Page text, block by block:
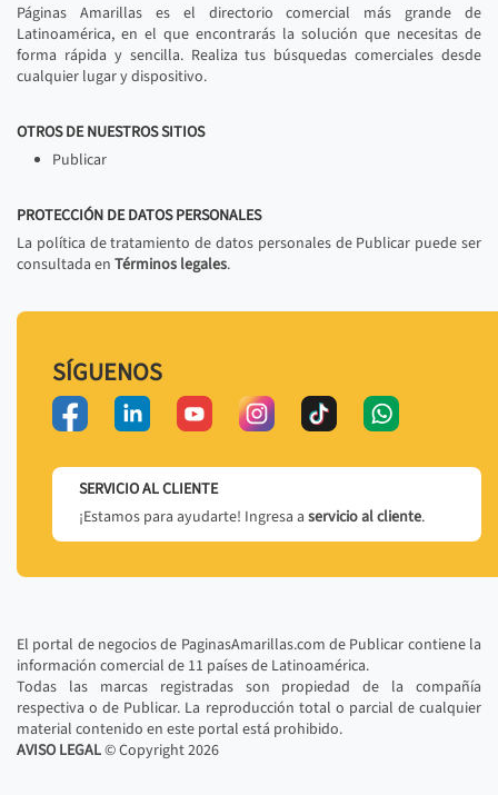
Páginas Amarillas es el directorio comercial más grande de
Latinoamérica, en el que encontrarás la solución que necesitas de
forma rápida y sencilla. Realiza tus búsquedas comerciales desde
cualquier lugar y dispositivo.
OTROS DE NUESTROS SITIOS
Publicar
PROTECCIÓN DE DATOS PERSONALES
La política de tratamiento de datos personales de Publicar puede ser
consultada en Términos legales.
SÍGUENOS
SERVICIO AL CLIENTE
¡Estamos para ayudarte! Ingresa a servicio al cliente.
El portal de negocios de PaginasAmarillas.com de Publicar contiene la
información comercial de 11 países de Latinoamérica.
Todas las marcas registradas son propiedad de la compañía
respectiva o de Publicar. La reproducción total o parcial de cualquier
material contenido en este portal está prohibido.
AVISO LEGAL© Copyright2026